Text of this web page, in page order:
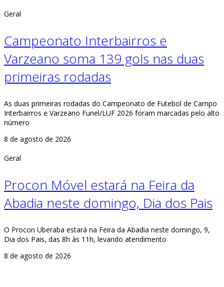
Geral
Campeonato Interbairros e
Varzeano soma 139 gols nas duas
primeiras rodadas
As duas primeiras rodadas do Campeonato de Futebol de Campo
Interbairros e Varzeano Funel/LUF 2026 foram marcadas pelo alto
número
8 de agosto de 2026
Geral
Procon Móvel estará na Feira da
Abadia neste domingo, Dia dos Pais
O Procon Uberaba estará na Feira da Abadia neste domingo, 9,
Dia dos Pais, das 8h às 11h, levando atendimento
8 de agosto de 2026